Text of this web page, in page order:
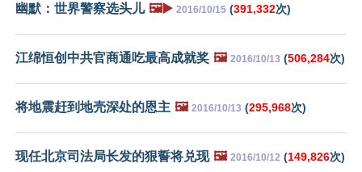
幽默：世界警察选头儿 🖼️▶️ 2016/10/15 (391,332次)
江绵恒创中共官商通吃最高成就奖 🖼️ 2016/10/13 (506,284次)
将地震赶到地壳深处的恩主 🖼️ 2016/10/13 (295,968次)
现任北京司法局长发的狠誓将兑现 🖼️ 2016/10/12 (149,826次)